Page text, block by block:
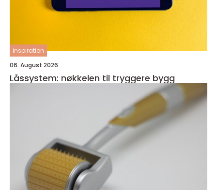
inspiration
06. August 2026
Låssystem: nøkkelen til tryggere bygg